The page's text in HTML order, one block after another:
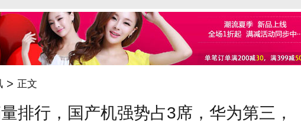
> 正文
排行，国产机强势占3席，华为第三，